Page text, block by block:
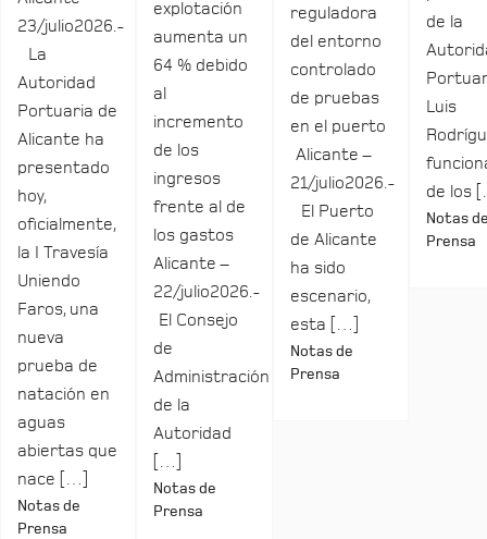
23/julio2026.-
La
Autoridad
Portuaria de
Alicante ha
presentado
hoy,
oficialmente,
la I Travesía
Uniendo
Faros, una
nueva
prueba de
natación en
aguas
abiertas que
nace […]
Notas de
Prensa
explotación
aumenta un
64 % debido
al
incremento
de los
ingresos
frente al de
los gastos
Alicante –
22/julio2026.-
El Consejo
de
Administración
de la
Autoridad
Notas de
Prensa
reguladora
del entorno
controlado
de pruebas
en el puerto
Alicante –
21/julio2026.-
El Puerto
de Alicante
ha sido
escenario,
esta […]
Notas de
Prensa
de la
Luis
de los
Notas
Prensa